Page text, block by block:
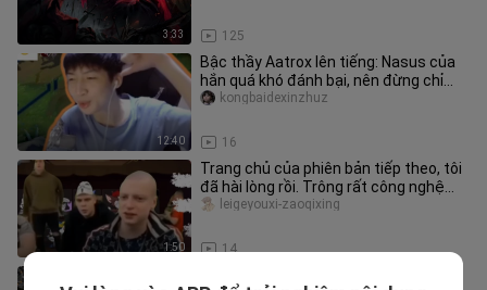
3:33 125
12:40
Bậc thầy Aatrox lên tiếng: Nasus của
hắn quá khó đánh bại, nên đừng chỉ
trích ta; Tiểu Siêu Mộng: Ta
16
kongbaidexinzhuz
1:50
Trang chủ của phiên bản tiếp theo, tôi
đã hài lòng rồi. Trông rất công nghệ
cao. Không biết Qianchan
14
leigeyouxi-zaoqixing